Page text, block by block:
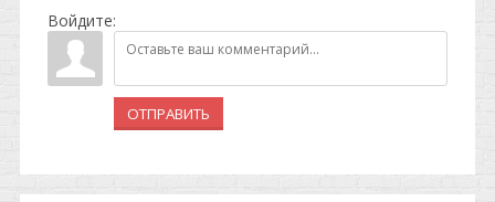
Войдите:
ОТПРАВИТЬ